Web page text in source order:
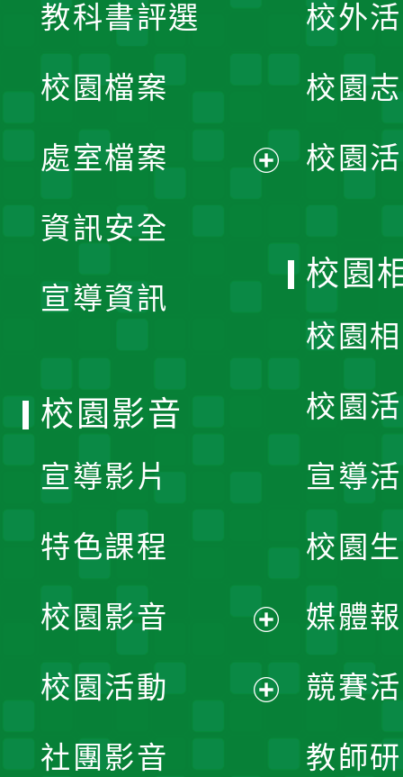
單
教科書評選
校園檔案
處室檔案
資訊安全
宣導資訊
校外
校園
校園
校園
校園
校園
宣導
校園
媒體
競賽
教師
校園影音
宣導影片
特色課程
校園影音
開
校園活動
社團影音